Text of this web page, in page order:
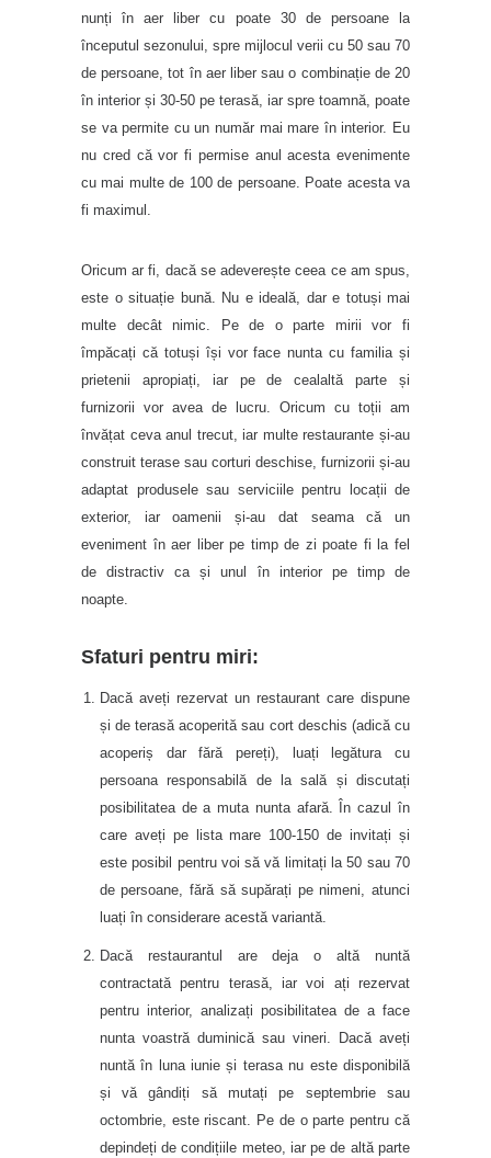
nunți în aer liber cu poate 30 de persoane la
începutul sezonului, spre mijlocul verii cu 50 sau 70
de persoane, tot în aer liber sau o combinație de 20
în interior și 30-50 pe terasă, iar spre toamnă, poate
se va permite cu un număr mai mare în interior. Eu
nu cred că vor fi permise anul acesta evenimente
cu mai multe de 100 de persoane. Poate acesta va
fi maximul.
Oricum ar fi, dacă se adeverește ceea ce am spus,
este o situație bună. Nu e ideală, dar e totuși mai
multe decât nimic. Pe de o parte mirii vor fi
împăcați că totuși își vor face nunta cu familia și
prietenii apropiați, iar pe de cealaltă parte și
furnizorii vor avea de lucru. Oricum cu toții am
învățat ceva anul trecut, iar multe restaurante și-au
construit terase sau corturi deschise, furnizorii și-au
adaptat produsele sau serviciile pentru locații de
exterior, iar oamenii și-au dat seama că un
eveniment în aer liber pe timp de zi poate fi la fel
de distractiv ca și unul în interior pe timp de
noapte.
Sfaturi pentru miri:
Dacă aveți rezervat un restaurant care dispune
și de terasă acoperită sau cort deschis (adică cu
acoperiș dar fără pereți), luați legătura cu
persoana responsabilă de la sală și discutați
posibilitatea de a muta nunta afară. În cazul în
care aveți pe lista mare 100-150 de invitați și
este posibil pentru voi să vă limitați la 50 sau 70
de persoane, fără să supărați pe nimeni, atunci
luați în considerare acestă variantă.
Dacă restaurantul are deja o altă nuntă
contractată pentru terasă, iar voi ați rezervat
pentru interior, analizați posibilitatea de a face
nunta voastră duminică sau vineri. Dacă aveți
nuntă în luna iunie și terasa nu este disponibilă
și vă gândiți să mutați pe septembrie sau
octombrie, este riscant. Pe de o parte pentru că
depindeți de condițiile meteo, iar pe de altă parte